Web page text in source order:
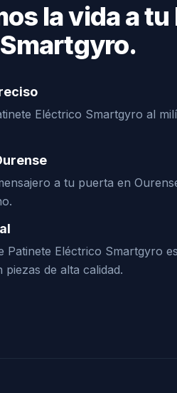
la vida a
Eléctrico Smartgyro al
a tu puerta en
Patinete Eléctrico Smartgyro
de alta calidad.